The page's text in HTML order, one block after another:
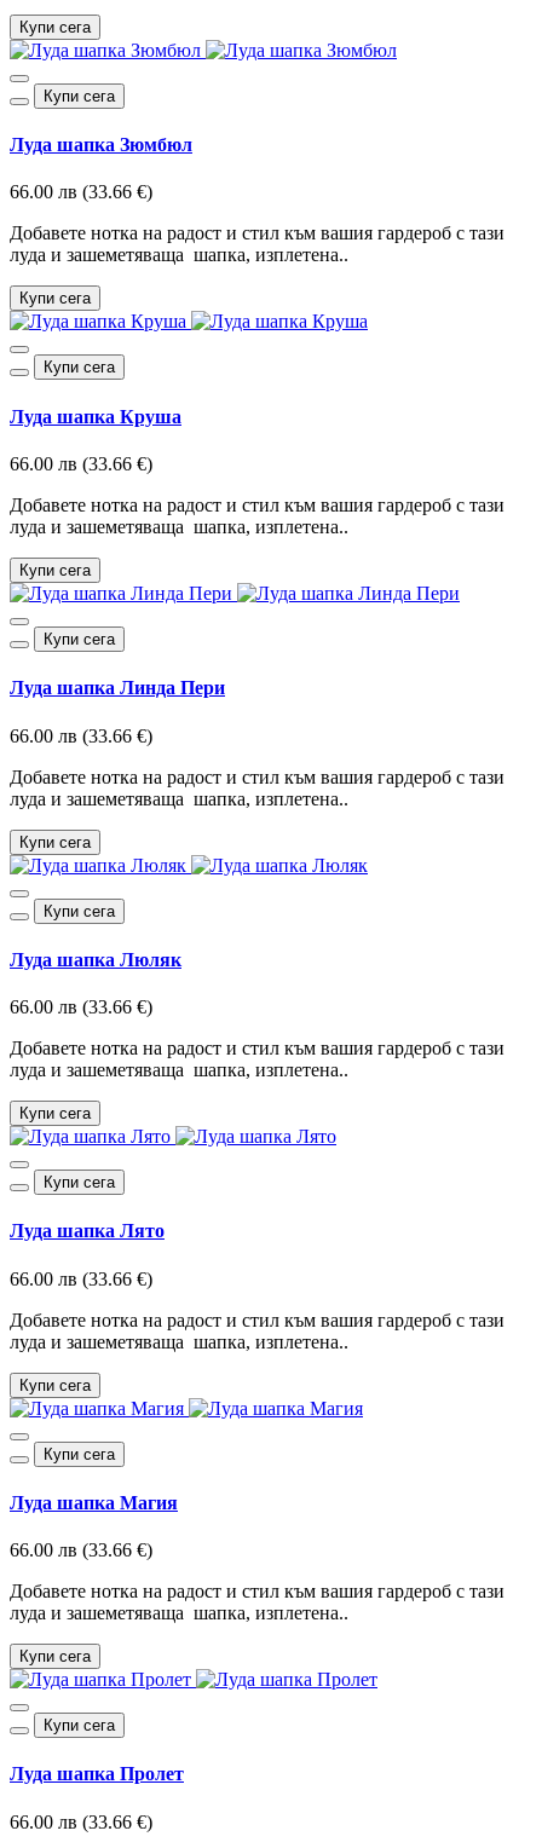
Купи сега
Купи сега
Луда шапка Зюмбюл
66.00 лв (33.66 €)
Добавете нотка на радост и стил към вашия гардероб с тази
луда и зашеметяваща шапка, изплетена..
Купи сега
Купи сега
Луда шапка Круша
66.00 лв (33.66 €)
Добавете нотка на радост и стил към вашия гардероб с тази
луда и зашеметяваща шапка, изплетена..
Купи сега
Купи сега
Луда шапка Линда Пери
66.00 лв (33.66 €)
Добавете нотка на радост и стил към вашия гардероб с тази
луда и зашеметяваща шапка, изплетена..
Купи сега
Купи сега
Луда шапка Люляк
66.00 лв (33.66 €)
Добавете нотка на радост и стил към вашия гардероб с тази
луда и зашеметяваща шапка, изплетена..
Купи сега
Купи сега
Луда шапка Лято
66.00 лв (33.66 €)
Добавете нотка на радост и стил към вашия гардероб с тази
луда и зашеметяваща шапка, изплетена..
Купи сега
Купи сега
Луда шапка Магия
66.00 лв (33.66 €)
Добавете нотка на радост и стил към вашия гардероб с тази
луда и зашеметяваща шапка, изплетена..
Купи сега
Купи сега
Луда шапка Пролет
66.00 лв (33.66 €)